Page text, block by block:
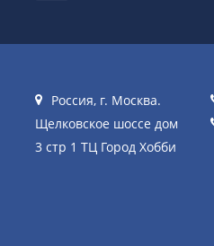
Россия, г. Москва.
Щелковское шоссе дом
3 стр 1 ТЦ Город Хобби